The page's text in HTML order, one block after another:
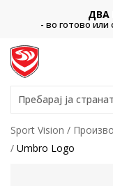
ДВА
- во готово или
Пребарај ја
Sport Vision
Umbro Logo